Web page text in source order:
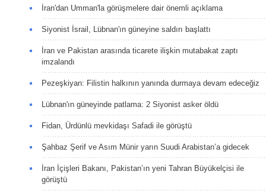
İran'dan Umman'la görüşmelere dair önemli açıklama
Siyonist İsrail, Lübnan'ın güneyine saldırı başlattı
İran ve Pakistan arasında ticarete ilişkin mutabakat zaptı
imzalandı
Pezeşkiyan: Filistin halkının yanında durmaya devam edeceğiz
Lübnan'ın güneyinde patlama: 2 Siyonist asker öldü
Fidan, Ürdünlü mevkidaşı Safadi ile görüştü
Şahbaz Şerif ve Asım Münir yarın Suudi Arabistan’a gidecek
İran İçişleri Bakanı, Pakistan’ın yeni Tahran Büyükelçisi ile
görüştü